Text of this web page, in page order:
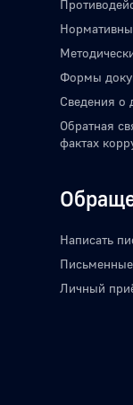
Формы
Сведения о
Обратная
фактах
Написать
Личный